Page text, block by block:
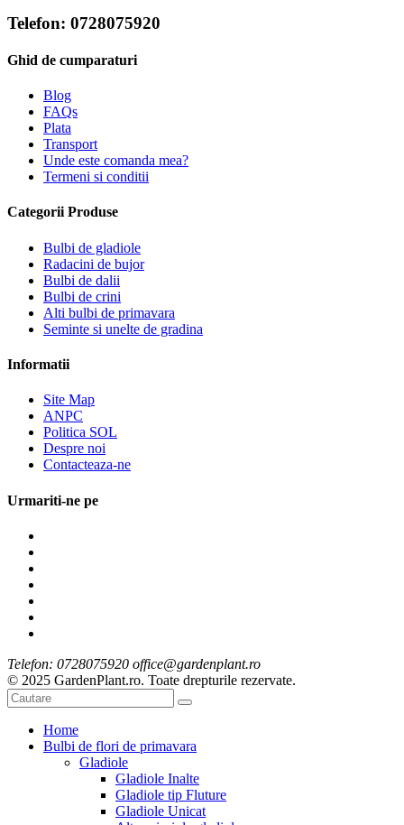
Telefon: 0728075920
Ghid de cumparaturi
Blog
FAQs
Plata
Transport
Unde este comanda mea?
Termeni si conditii
Categorii Produse
Bulbi de gladiole
Radacini de bujor
Bulbi de dalii
Bulbi de crini
Alti bulbi de primavara
Seminte si unelte de gradina
Informatii
Site Map
ANPC
Politica SOL
Despre noi
Contacteaza-ne
Urmariti-ne pe
Telefon: 0728075920 office@gardenplant.ro
© 2025 GardenPlant.ro. Toate drepturile rezervate.
Home
Bulbi de flori de primavara
Gladiole
Gladiole Inalte
Gladiole tip Fluture
Gladiole Unicat